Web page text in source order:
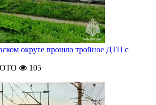
округе прошло тройное ДТП с
105